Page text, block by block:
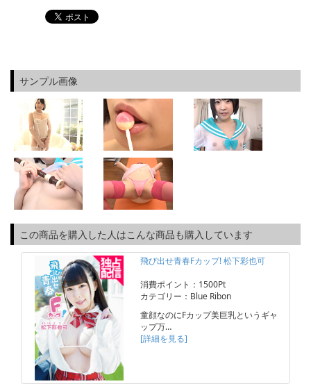
サンプル画像
この商品を購入した人はこんな商品も購入しています
飛び出せ青春Fカップ! 松下彩也可
消費ポイント：1500Pt
カテゴリー：Blue Ribon
童顔なのにFカップ美巨乳というギャ
ップ万…
[詳細を見る]